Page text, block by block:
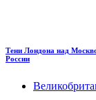
Тени Лондона над
России